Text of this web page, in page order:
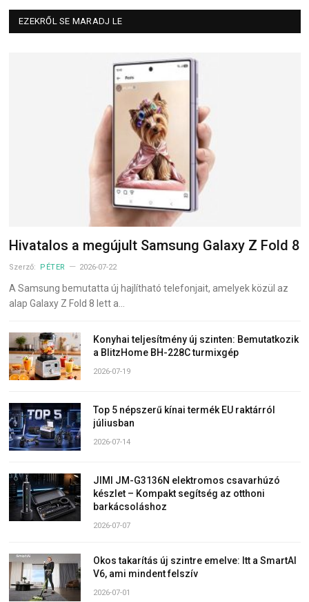
EZEKRŐL SE MARADJ LE
Hivatalos a megújult Samsung Galaxy Z Fold 8
Szerző: PÉTER 2026-07-22
A Samsung bemutatta új hajlítható telefonjait, amelyek közül az
alap Galaxy Z Fold 8 lett a…
Konyhai teljesítmény új szinten: Bemutatkozik
a BlitzHome BH-228C turmixgép
2026-07-19
Top 5 népszerű kínai termék EU raktárról
júliusban
2026-07-14
JIMI JM-G3136N elektromos csavarhúzó
készlet – Kompakt segítség az otthoni
barkácsoláshoz
2026-07-07
Okos takarítás új szintre emelve: Itt a SmartAI
V6, ami mindent felszív
2026-07-01